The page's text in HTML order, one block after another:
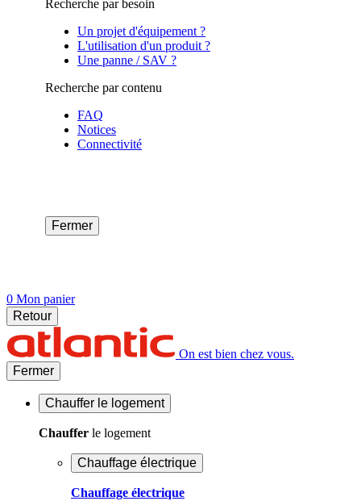
Recherche par besoin
Un projet d'équipement ?
L'utilisation d'un produit ?
Une panne / SAV ?
Recherche par contenu
FAQ
Notices
Connectivité
Fermer
0 Mon panier
Retour
On est bien chez vous.
Fermer
Chauffer le logement
Chauffer le logement
Chauffage électrique
Chauffage électrique